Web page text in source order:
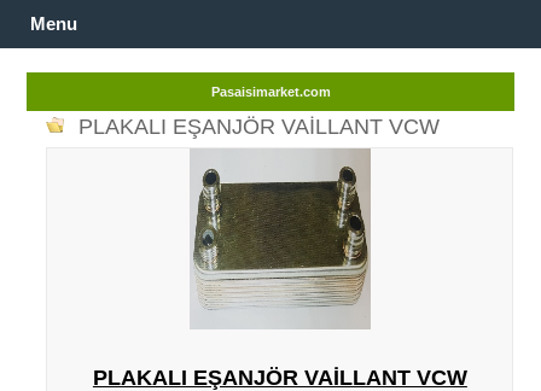
Menu
Pasaisimarket.com
PLAKALI EŞANJÖR VAILLANT VCW
PLAKALI EŞANJÖR VAILLANT VCW